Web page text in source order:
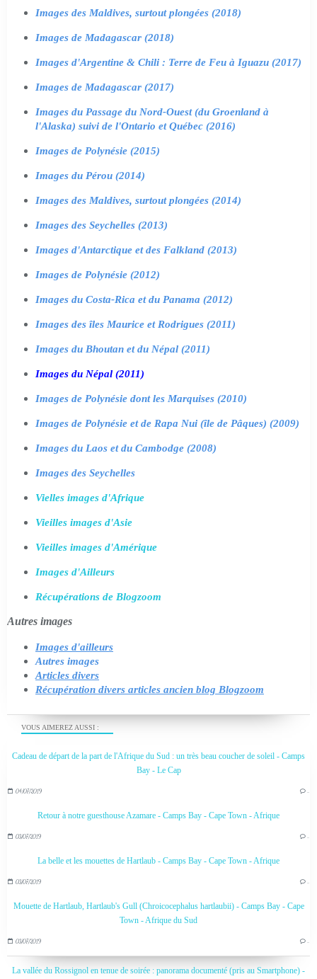
VOUS AIMEREZ AUSSI :
Cadeau de départ de la part de l'Afrique du Sud : un très beau coucher de soleil - Camps
Bay - Le Cap
04/07/2019 …
Retour à notre guesthouse Azamare - Camps Bay - Cape Town - Afrique
03/07/2019 …
La belle et les mouettes de Hartlaub - Camps Bay - Cape Town - Afrique
03/07/2019 …
Mouette de Hartlaub, Hartlaub's Gull (Chroicocephalus hartlaubii) - Camps Bay - Cape
Town - Afrique du Sud
03/07/2019 …
La vallée du Rossignol en tenue de soirée : panorama documenté (pris au Smartphone) -
Images des Maldives, surtout plongées (2018)
Images de Madagascar (2018)
Images d'Argentine & Chili : Terre de Feu à Iguazu (2017)
Images de Madagascar (2017)
Images du Passage du Nord-Ouest (du Groenland à
l'Alaska) suivi de l'Ontario et Québec (2016)
Images de Polynésie (2015)
Images du Pérou (2014)
Images des Maldives, surtout plongées (2014)
Images des Seychelles (2013)
Images d'Antarctique et des Falkland (2013)
Images de Polynésie (2012)
Images du Costa-Rica et du Panama (2012)
Images des îles Maurice et Rodrigues (2011)
Images du Bhoutan et du Népal (2011)
Images du Népal (2011)
Images de Polynésie dont les Marquises (2010)
Images de Polynésie et de Rapa Nui (île de Pâques) (2009)
Images du Laos et du Cambodge (2008)
Images des Seychelles
Vielles images d'Afrique
Vieilles images d'Asie
Vieilles images d'Amérique
Images d'Ailleurs
Récupérations de Blogzoom
Autres images
Images d'ailleurs
Autres images
Articles divers
Récupération divers articles ancien blog Blogzoom